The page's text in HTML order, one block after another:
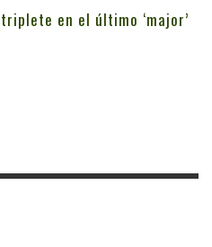
en el último ‘major’